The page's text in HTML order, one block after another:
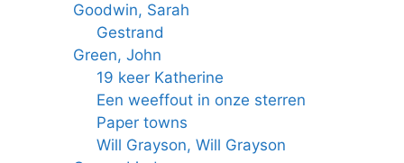
Goodwin, Sarah
Gestrand
Green, John
19 keer Katherine
Een weeffout in onze sterren
Paper towns
Will Grayson, Will Grayson